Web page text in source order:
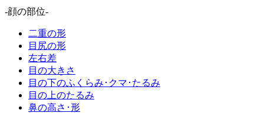
-顔の部位-
二重の形
目尻の形
左右差
目の大きさ
目の下のふくらみ･クマ･たるみ
目の上のたるみ
鼻の高さ･形